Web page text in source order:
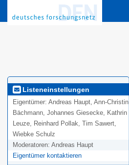
Listeneinstellungen
Eigentümer: Andreas Haupt, Ann-Christin
Bächmann, Johannes Giesecke, Kathrin
Leuze, Reinhard Pollak, Tim Sawert,
Wiebke Schulz
Moderatoren: Andreas Haupt
Eigentümer kontaktieren